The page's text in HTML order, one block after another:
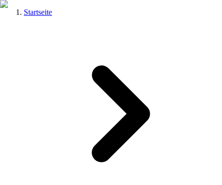
Startseite